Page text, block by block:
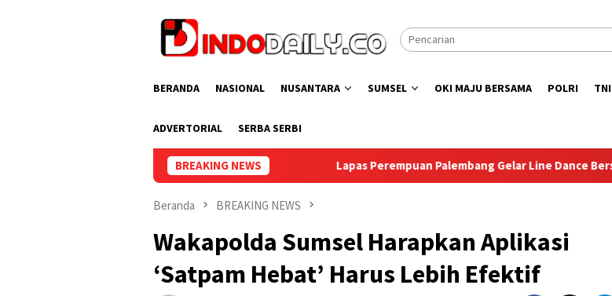
BERANDA NASIONAL NUSANTARA SUMSEL OKI MAJU BERSAMA POLRI TNI
ADVERTORIAL SERBA SERBI
BREAKING NEWS
Lapas Perempuan Palembang Gelar Line Dance Bersama Group LD Top 100
Beranda BREAKING NEWS
Wakapolda Sumsel Harapkan Aplikasi
‘Satpam Hebat’ Harus Lebih Efektif